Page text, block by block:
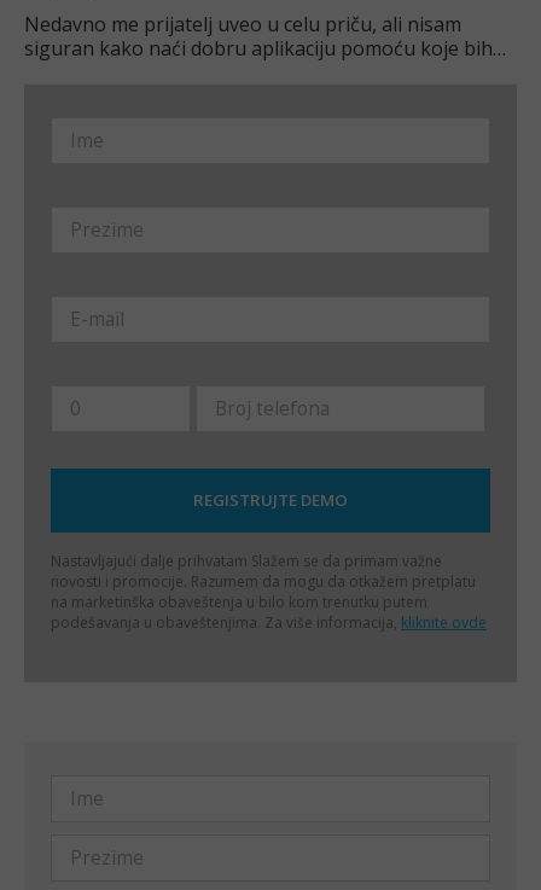
Nedavno me prijatelj uveo u celu priču, ali nisam
siguran kako naći dobru aplikaciju pomoću koje bih
Nastavljajući dalje prihvatam Slažem se da primam važne
novosti i promocije. Razumem da mogu da otkažem pretplatu
na marketinška obaveštenja u bilo kom trenutku putem
podešavanja u obaveštenjima. Za više informacija, kliknite ovde